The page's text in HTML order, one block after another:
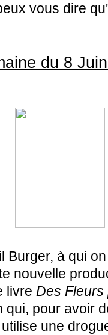
vous dire
du 8
Burger, à qui
nouvelle
livre Des Fleurs
qui, pour avoir
une